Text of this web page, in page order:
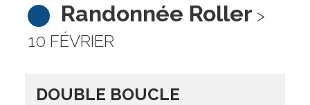
Randonnée Roller >
10 FÉVRIER
DOUBLE BOUCLE